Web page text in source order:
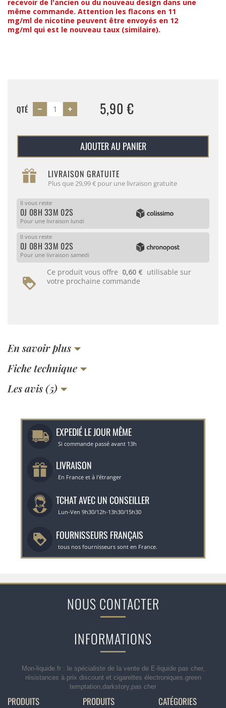
recevoir de l'ancien ou du nouveau design dans une
même commande. Attention les flacons en 11
mg/ml de nicotine peuvent être envoyés en 12
mg/ml qui est le nouveau taux (similaire).
QTÉ 5,90 €
AJOUTER AU PANIER
LIVRAISON GRATUITE
Plus que 29,99 € pour une livraison gratuite
Il vous reste
0J 08H 33M 02S
Pour une livraison lundi
Il vous reste
0J 08H 33M 02S
Pour une livraison samedi
Ce produit vous offre 0,60 € utilisable sur
votre prochaine commande
En savoir plus
Fiche technique
Les avis (5)
EXPEDIÉ LE JOUR MÊME
Si commande passé avant 13h
LIVRAISON
En France et à l'étranger
TCHAT AVEC UN CONSEILLER
Lun-Ven 9h30/12h-13h30/15h30
FOURNISSEURS FRANÇAIS
tous nos fournisseurs sont en France.
NOUS CONTACTER
INFORMATIONS
Mon-liquide.fr : le spécialiste de la vente de E-liquide pas cher,
résistances à prix discount et cigarettes électroniques.green
temptation,darkstory,pas cher
PRODUITS PRODUITS CATÉGORIES